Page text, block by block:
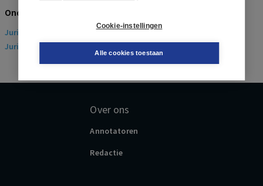
Cookie-instellingen
Alle cookies toestaan
Onderwerpen
Juridisch
> Arbeidsrecht
Juridisch
Over ons
Annotatoren
Redactie